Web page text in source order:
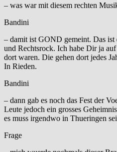
– was war mit diesem rechten
Bandini
– damit ist GOND gemeint. Das
und Rechtsrock. Ich habe Dir ja
dort waren. Die gehen dort jedes
In Rieden.
Bandini
– dann gab es noch das Fest der
Leute jedoch ein grosses
es muss irgendwo in Thueringen
Frage